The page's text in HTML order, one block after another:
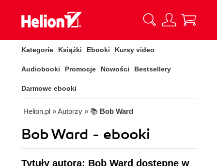
Kategorie Książki Ebooki Kursy video
Audiobooki Promocje Nowości Bestsellery
Darmowe ebooki
Helion.pl » Autorzy » 📚 Bob Ward
Bob Ward - ebooki
Tytuły autora: Bob Ward dostępne w